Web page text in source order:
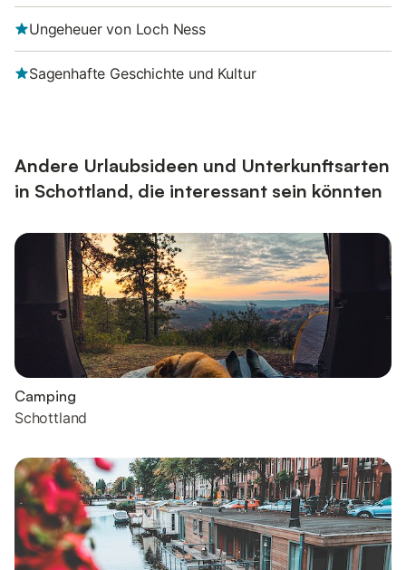
Ungeheuer von Loch Ness
Sagenhafte Geschichte und Kultur
Andere Urlaubsideen und Unterkunftsarten
in Schottland, die interessant sein könnten
Camping
Schottland